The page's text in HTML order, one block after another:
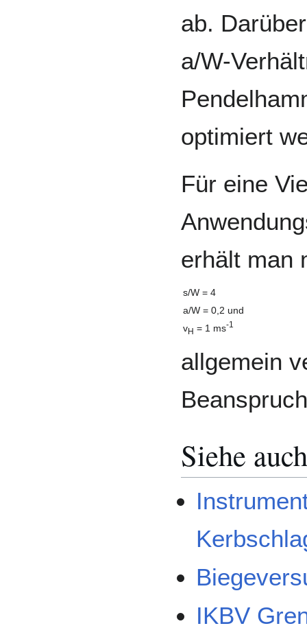
ab.
a/W-
optimiert
Für eine
erhält man
s/W = 4
a/W = 0,2 und
vH = 1 ms-1
allgemein
Siehe auch
IKBV